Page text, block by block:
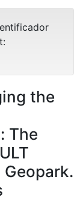
the
The